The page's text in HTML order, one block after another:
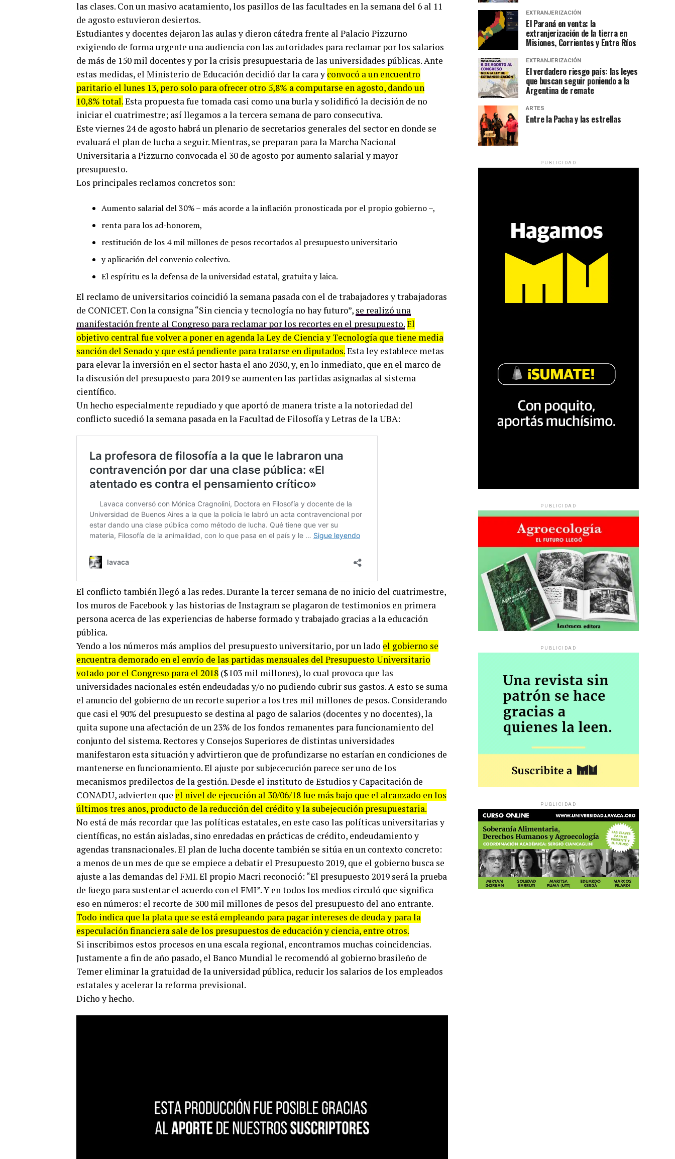
las clases. Con un masivo acatamiento, los pasillos de las facultades en la semana del 6 al 11
de agosto estuvieron desiertos.
Estudiantes y docentes dejaron las aulas y dieron cátedra frente al Palacio Pizzurno
exigiendo de forma urgente una audiencia con las autoridades para reclamar por los salarios
de más de 150 mil docentes y por la crisis presupuestaria de las universidades públicas. Ante
estas medidas, el Ministerio de Educación decidió dar la cara y convocó a un encuentro
paritario el lunes 13, pero solo para ofrecer otro 5,8% a computarse en agosto, dando un
10,8% total.Esta propuesta fue tomada casi como una burla y solidificó la decisión de no
iniciar el cuatrimestre; así llegamos a la tercera semana de paro consecutiva.
Este viernes 24 de agosto habrá un plenario de secretarios generales del sector en donde se
evaluará el plan de lucha a seguir. Mientras, se preparan para la Marcha Nacional
Universitaria a Pizzurno convocada el 30 de agosto por aumento salarial y mayor
presupuesto.
Los principales reclamos concretos son:
Aumento salarial del 30% – más acorde a la inflación pronosticada por el propio gobierno –,
renta para los ad-honorem,
restitución de los 4 mil millones de pesos recortados al presupuesto universitario
y aplicación del convenio colectivo.
El espíritu es la defensa de la universidad estatal, gratuita y laica.
El reclamo de universitarios coincidió la semana pasada con el de trabajadores y trabajadoras
de CONICET. Con la consigna “Sin ciencia y tecnología no hay futuro”, se realizó una
manifestación frente al Congreso para reclamar por los recortes en el presupuesto.El
objetivo central fue volver a poner en agenda la Ley de Ciencia y Tecnología que tiene media
sanción del Senado y que está pendiente para tratarse en diputados.Esta ley establece metas
para elevar la inversión en el sector hasta el año 2030, y, en lo inmediato, que en el marco de
la discusión del presupuesto para 2019 se aumenten las partidas asignadas al sistema
científico.
Un hecho especialmente repudiado y que aportó de manera triste a la notoriedad del
conflicto sucedió la semana pasada en la Facultad de Filosofía y Letras de la UBA:
El conflicto también llegó a las redes. Durante la tercer semana de no inicio del cuatrimestre,
los muros de Facebook y las historias de Instagram se plagaron de testimonios en primera
persona acerca de las experiencias de haberse formado y trabajado gracias a la educación
pública.
Yendo a los números más amplios del presupuesto universitario, por un lado el gobierno se
encuentra demorado en el envío de las partidas mensuales del Presupuesto Universitario
votado por el Congreso para el 2018 ($103 mil millones), lo cual provoca que las
universidades nacionales estén endeudadas y/o no pudiendo cubrir sus gastos. A esto se suma
el anuncio del gobierno de un recorte superior a los tres mil millones de pesos. Considerando
que casi el 90% del presupuesto se destina al pago de salarios (docentes y no docentes), la
quita supone una afectación de un 23% de los fondos remanentes para funcionamiento del
conjunto del sistema. Rectores y Consejos Superiores de distintas universidades
manifestaron esta situación y advirtieron que de profundizarse no estarían en condiciones de
mantenerse en funcionamiento. El ajuste por subjececución parece ser uno de los
mecanismos predilectos de la gestión. Desde el instituto de Estudios y Capacitación de
CONADU, advierten que el nivel de ejecución al 30/06/18 fue más bajo que el alcanzado en los
últimos tres años, producto de la reducción del crédito y la subejecución presupuestaria.
No está de más recordar que las políticas estatales, en este caso las políticas universitarias y
científicas, no están aisladas, sino enredadas en prácticas de crédito, endeudamiento y
agendas transnacionales. El plan de lucha docente también se sitúa en un contexto concreto:
a menos de un mes de que se empiece a debatir el Presupuesto 2019, que el gobierno busca se
ajuste a las demandas del FMI. El propio Macri reconoció: “El presupuesto 2019 será la prueba
de fuego para sustentar el acuerdo con el FMI”. Y en todos los medios circuló que significa
eso en números: el recorte de 300 mil millones de pesos del presupuesto del año entrante.
Todo indica que la plata que se está empleando para pagar intereses de deuda y para la
especulación financiera sale de los presupuestos de educación y ciencia, entre otros.
Si inscribimos estos procesos en una escala regional, encontramos muchas coincidencias.
Justamente a fin de año pasado, el Banco Mundial le recomendó al gobierno brasileño de
Temer eliminar la gratuidad de la universidad pública, reducir los salarios de los empleados
estatales y acelerar la reforma previsional.
Dicho y hecho.
EXTRANJERIZACIÓN
El Paraná en venta: la
extranjerización de la tierra en
Misiones, Corrientes y Entre Ríos
EXTRANJERIZACIÓN
El verdadero riesgo país: las leyes
que buscan seguir poniendo a la
Argentina de remate
ARTES
Entre la Pacha y las estrellas
PUBLICIDAD
PUBLICIDAD
PUBLICIDAD
PUBLICIDAD